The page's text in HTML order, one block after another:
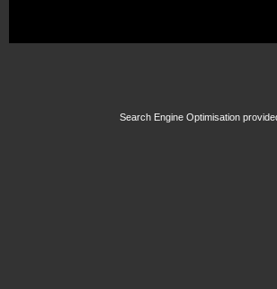
Search Engine Optimisation